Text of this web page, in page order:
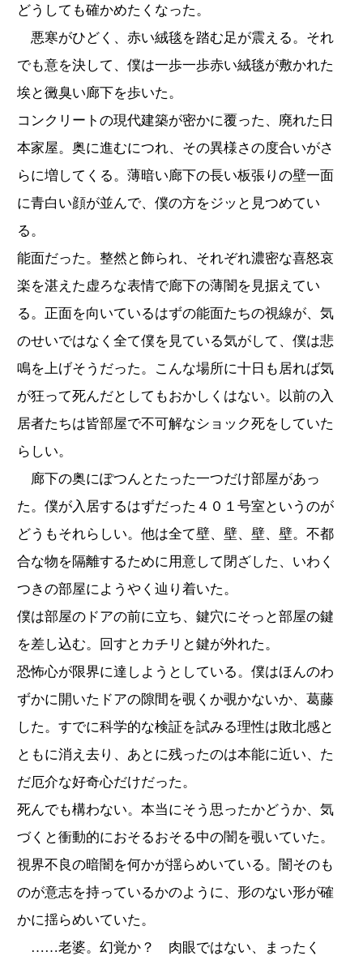
どうしても確かめたくなった。
悪寒がひどく、赤い絨毯を踏む足が震える。それ
でも意を決して、僕は一歩一歩赤い絨毯が敷かれた
埃と黴臭い廊下を歩いた。
コンクリートの現代建築が密かに覆った、廃れた日
本家屋。奥に進むにつれ、その異様さの度合いがさ
らに増してくる。薄暗い廊下の長い板張りの壁一面
に青白い顔が並んで、僕の方をジッと見つめてい
る。
能面だった。整然と飾られ、それぞれ濃密な喜怒哀
楽を湛えた虚ろな表情で廊下の薄闇を見据えてい
る。正面を向いているはずの能面たちの視線が、気
のせいではなく全て僕を見ている気がして、僕は悲
鳴を上げそうだった。こんな場所に十日も居れば気
が狂って死んだとしてもおかしくはない。以前の入
居者たちは皆部屋で不可解なショック死をしていた
らしい。
廊下の奥にぽつんとたった一つだけ部屋があっ
た。僕が入居するはずだった４０１号室というのが
どうもそれらしい。他は全て壁、壁、壁、壁。不都
合な物を隔離するために用意して閉ざした、いわく
つきの部屋にようやく辿り着いた。
僕は部屋のドアの前に立ち、鍵穴にそっと部屋の鍵
を差し込む。回すとカチリと鍵が外れた。
恐怖心が限界に達しようとしている。僕はほんのわ
ずかに開いたドアの隙間を覗くか覗かないか、葛藤
した。すでに科学的な検証を試みる理性は敗北感と
ともに消え去り、あとに残ったのは本能に近い、た
だ厄介な好奇心だけだった。
死んでも構わない。本当にそう思ったかどうか、気
づくと衝動的におそるおそる中の闇を覗いていた。
視界不良の暗闇を何かが揺らめいている。闇そのも
のが意志を持っているかのように、形のない形が確
かに揺らめいていた。
……老婆。幻覚か？ 肉眼ではない、まったく